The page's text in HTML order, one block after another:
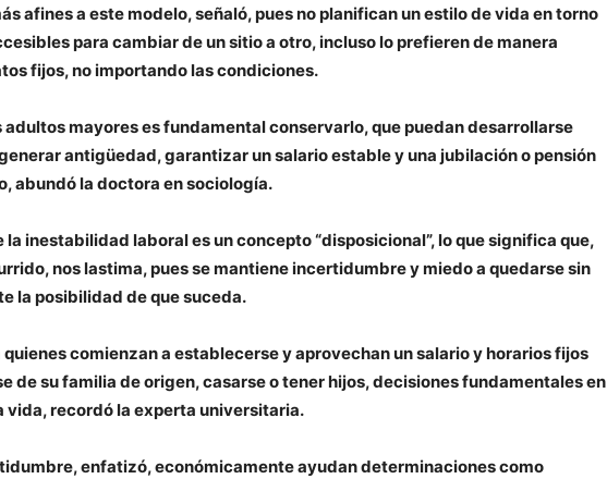
afines a este modelo, señaló, pues no planifican un estilo de vida en torno
para cambiar de un sitio a otro, incluso lo prefieren de manera
fijos, no importando las condiciones.
adultos mayores es fundamental conservarlo, que puedan desarrollarse
antigüedad, garantizar un salario estable y una jubilación o pensión
abundó la doctora en sociología.
inestabilidad laboral es un concepto “disposicional”, lo que significa que,
nos lastima, pues se mantiene incertidumbre y miedo a quedarse sin
la posibilidad de que suceda.
comienzan a establecerse y aprovechan un salario y horarios fijos
de su familia de origen, casarse o tener hijos, decisiones fundamentales en
vida, recordó la experta universitaria.
enfatizó, económicamente ayudan determinaciones como